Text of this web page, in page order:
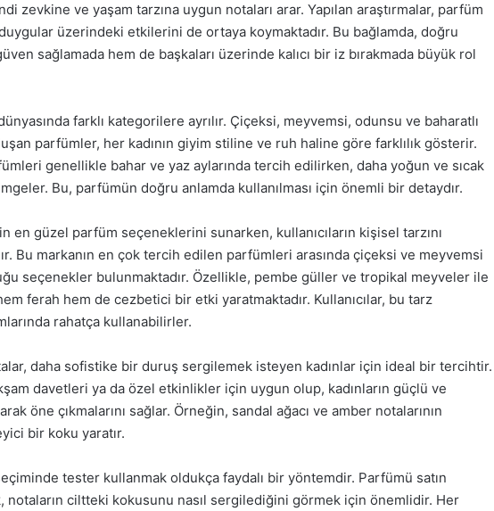
zevkine ve yaşam tarzına uygun notaları arar. Yapılan araştırmalar, parfüm
duygular üzerindeki etkilerini de ortaya koymaktadır. Bu bağlamda, doğru
sağlamada hem de başkaları üzerinde kalıcı bir iz bırakmada büyük rol
farklı kategorilere ayrılır. Çiçeksi, meyvemsi, odunsu ve baharatlı
parfümler, her kadının giyim stiline ve ruh haline göre farklılık gösterir.
genellikle bahar ve yaz aylarında tercih edilirken, daha yoğun ve sıcak
Bu, parfümün doğru anlamda kullanılması için önemli bir detaydır.
en güzel parfüm seçeneklerini sunarken, kullanıcıların kişisel tarzını
Bu markanın en çok tercih edilen parfümleri arasında çiçeksi ve meyvemsi
seçenekler bulunmaktadır. Özellikle, pembe güller ve tropikal meyveler ile
ferah hem de cezbetici bir etki yaratmaktadır. Kullanıcılar, bu tarz
rahatça kullanabilirler.
daha sofistike bir duruş sergilemek isteyen kadınlar için ideal bir tercihtir.
davetleri ya da özel etkinlikler için uygun olup, kadınların güçlü ve
öne çıkmalarını sağlar. Örneğin, sandal ağacı ve amber notalarının
bir koku yaratır.
tester kullanmak oldukça faydalı bir yöntemdir. Parfümü satın
notaların ciltteki kokusunu nasıl sergilediğini görmek için önemlidir. Her